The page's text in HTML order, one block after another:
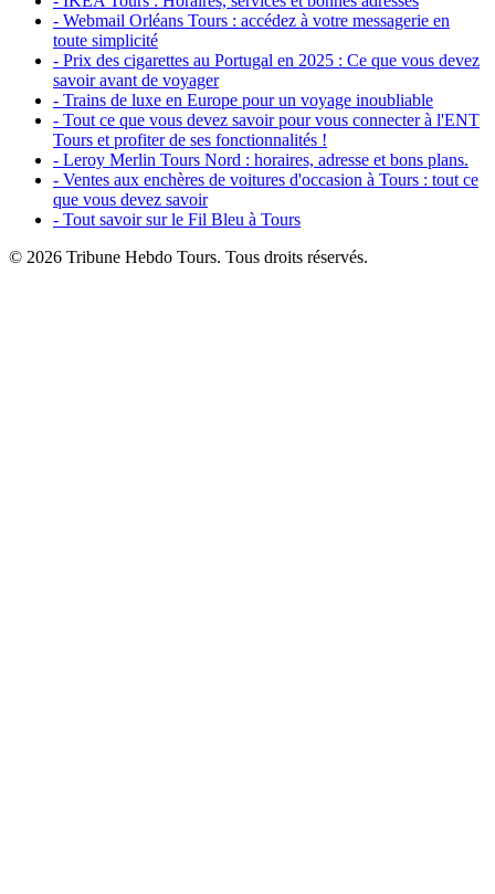
- Webmail Orléans Tours : accédez à votre messagerie en
toute simplicité
- Prix des cigarettes au Portugal en 2025 : Ce que vous devez
savoir avant de voyager
- Trains de luxe en Europe pour un voyage inoubliable
- Tout ce que vous devez savoir pour vous connecter à l'ENT
Tours et profiter de ses fonctionnalités !
- Leroy Merlin Tours Nord : horaires, adresse et bons plans.
- Ventes aux enchères de voitures d'occasion à Tours : tout ce
que vous devez savoir
- Tout savoir sur le Fil Bleu à Tours
© 2026 Tribune Hebdo Tours. Tous droits réservés.